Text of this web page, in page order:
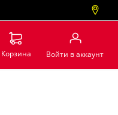
Корзина Войти в аккаунт